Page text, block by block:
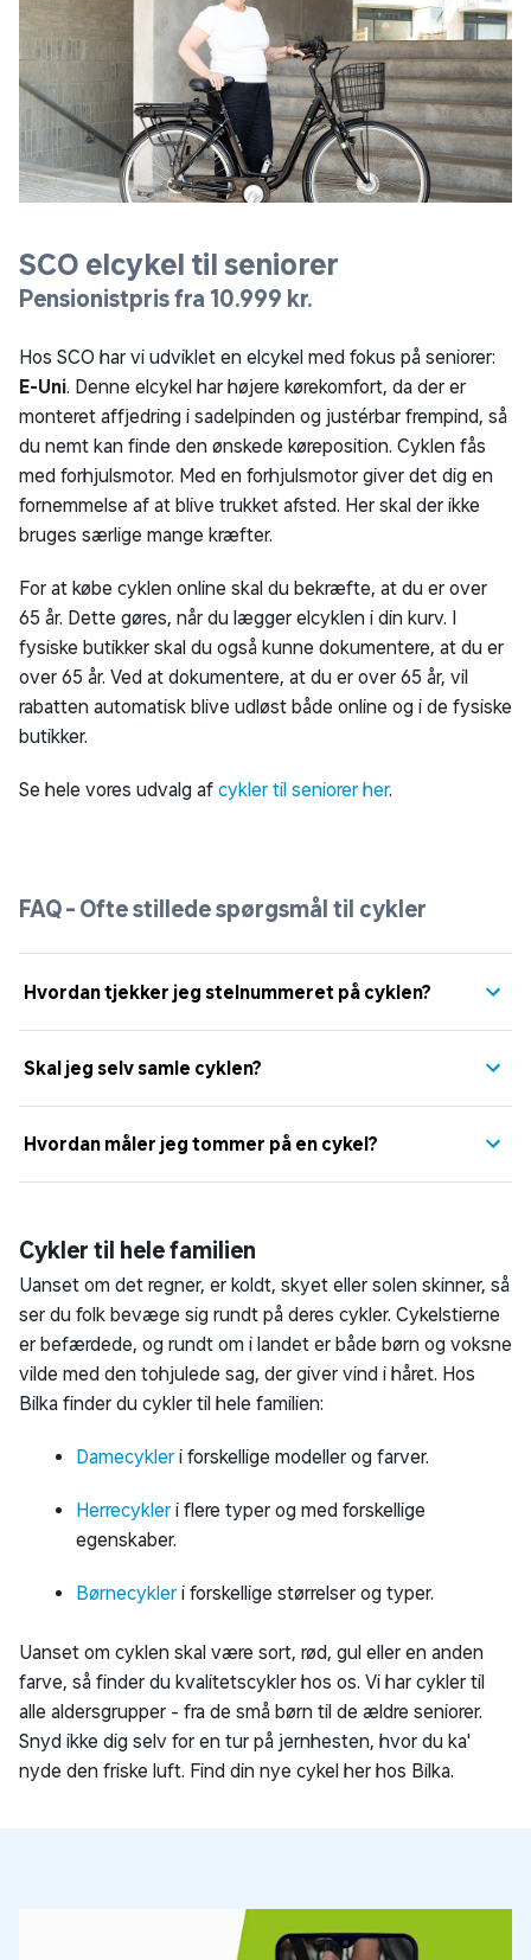
SCO elcykel til seniorer
Pensionistpris fra 10.999 kr.
Hos SCO har vi udviklet en elcykel med fokus på seniorer:
E-Uni . Denne elcykel har højere kørekomfort, da der er
monteret affjedring i sadelpinden og justérbar frempind, så
du nemt kan finde den ønskede køreposition. Cyklen fås
med forhjulsmotor. Med en forhjulsmotor giver det dig en
fornemmelse af at blive trukket afsted. Her skal der ikke
bruges særlige mange kræfter.
For at købe cyklen online skal du bekræfte, at du er over
65 år. Dette gøres, når du lægger elcyklen i din kurv. I
fysiske butikker skal du også kunne dokumentere, at du er
over 65 år. Ved at dokumentere, at du er over 65 år, vil
rabatten automatisk blive udløst både online og i de fysiske
butikker.
Se hele vores udvalg af cykler til seniorer her.
FAQ - Ofte stillede spørgsmål til cykler
Hvordan tjekker jeg stelnummeret på cyklen?
Skal jeg selv samle cyklen?
Hvordan måler jeg tommer på en cykel?
Cykler til hele familien
Uanset om det regner, er koldt, skyet eller solen skinner, så
ser du folk bevæge sig rundt på deres cykler. Cykelstierne
er befærdede, og rundt om i landet er både børn og voksne
vilde med den tohjulede sag, der giver vind i håret. Hos
Bilka finder du cykler til hele familien:
Damecykler i forskellige modeller og farver.
Herrecykler i flere typer og med forskellige
egenskaber.
Børnecykler i forskellige størrelser og typer.
Uanset om cyklen skal være sort, rød, gul eller en anden
farve, så finder du kvalitetscykler hos os. Vi har cykler til
alle aldersgrupper - fra de små børn til de ældre seniorer.
Snyd ikke dig selv for en tur på jernhesten, hvor du ka'
nyde den friske luft. Find din nye cykel her hos Bilka.